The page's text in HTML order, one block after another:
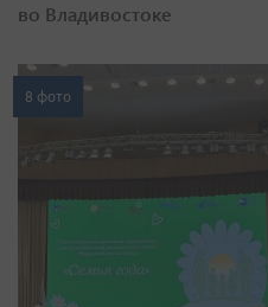
во Владивостоке
8 фото